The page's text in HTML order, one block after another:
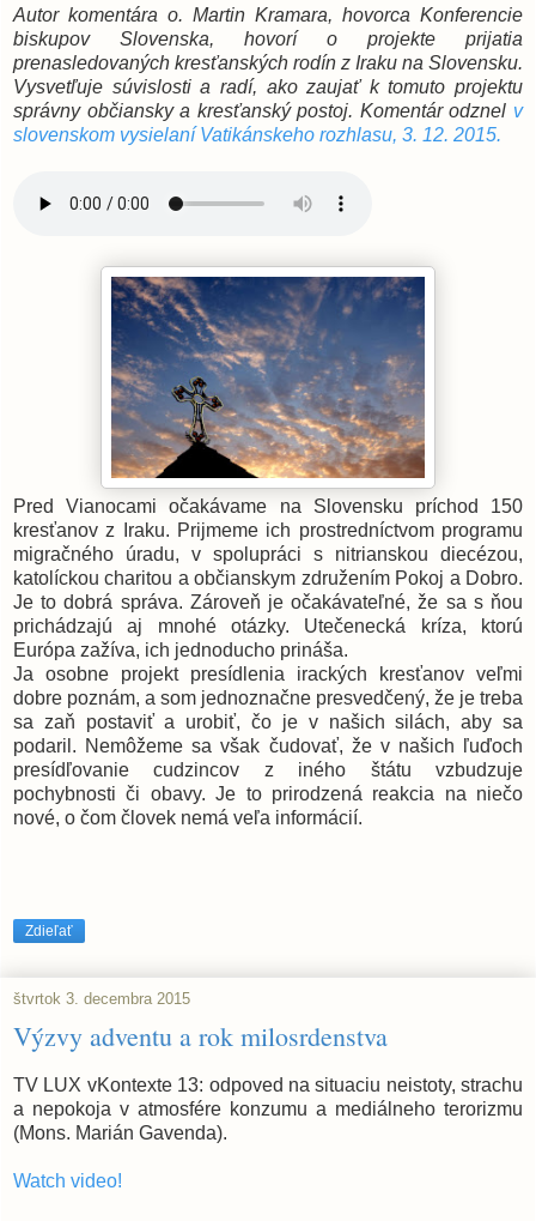
Autor komentára o. Martin Kramara, hovorca Konferencie
biskupov Slovenska, hovorí o projekte prijatia
prenasledovaných kresťanských rodín z Iraku na Slovensku.
Vysvetľuje súvislosti a radí, ako zaujať k tomuto projektu
správny občiansky a kresťanský postoj. Komentár odznel v
slovenskom vysielaní Vatikánskeho rozhlasu, 3. 12. 2015.
Pred Vianocami očakávame na Slovensku príchod 150
kresťanov z Iraku. Prijmeme ich prostredníctvom programu
migračného úradu, v spolupráci s nitrianskou diecézou,
katolíckou charitou a občianskym združením Pokoj a Dobro.
Je to dobrá správa. Zároveň je očakávateľné, že sa s ňou
prichádzajú aj mnohé otázky. Utečenecká kríza, ktorú
Európa zažíva, ich jednoducho prináša.
Ja osobne projekt presídlenia irackých kresťanov veľmi
dobre poznám, a som jednoznačne presvedčený, že je treba
sa zaň postaviť a urobiť, čo je v našich silách, aby sa
podaril. Nemôžeme sa však čudovať, že v našich ľuďoch
presídľovanie cudzincov z iného štátu vzbudzuje
pochybnosti či obavy. Je to prirodzená reakcia na niečo
nové, o čom človek nemá veľa informácií.
Zdieľať
štvrtok 3. decembra 2015
Výzvy adventu a rok milosrdenstva
TV LUX vKontexte 13: odpoved na situaciu neistoty, strachu
a nepokoja v atmosfére konzumu a mediálneho terorizmu
(Mons. Marián Gavenda).
Watch video!